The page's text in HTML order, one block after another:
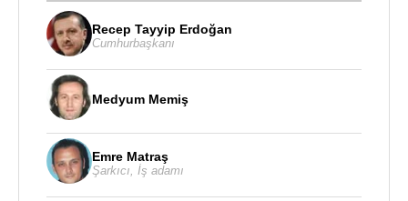
Recep Tayyip Erdoğan
Cumhurbaşkanı
Medyum Memiş
Emre Matraş
Şarkıcı İş adamı